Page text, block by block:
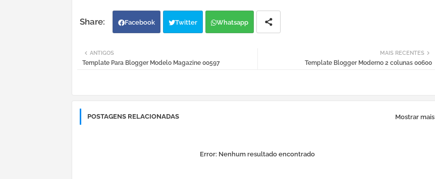
Facebook Twitter Whatsapp
MAIS RECENTES
Template Blogger Moderno 2 colunas 00600
ANTIGOS
Template Para Blogger Modelo Magazine 00597
POSTAGENS RELACIONADAS Mostrar mais
Error: Nenhum resultado encontrado